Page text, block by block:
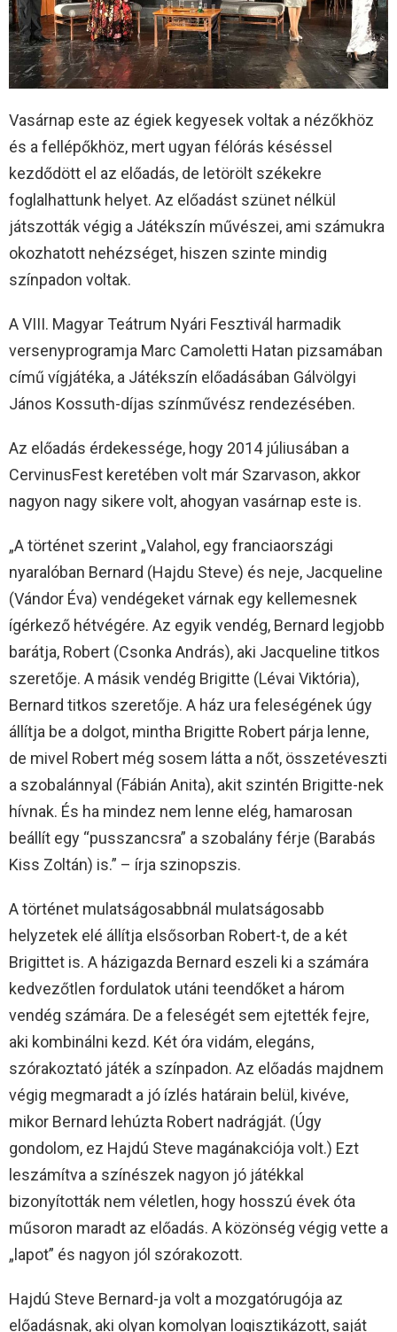
Vasárnap este az égiek kegyesek voltak a nézőkhöz
és a fellépőkhöz, mert ugyan félórás késéssel
kezdődött el az előadás, de letörölt székekre
foglalhattunk helyet. Az előadást szünet nélkül
játszották végig a Játékszín művészei, ami számukra
okozhatott nehézséget, hiszen szinte mindig
színpadon voltak.
A VIII. Magyar Teátrum Nyári Fesztivál harmadik
versenyprogramja Marc Camoletti Hatan pizsamában
című vígjátéka, a Játékszín előadásában Gálvölgyi
János Kossuth-díjas színművész rendezésében.
Az előadás érdekessége, hogy 2014 júliusában a
CervinusFest keretében volt már Szarvason, akkor
nagyon nagy sikere volt, ahogyan vasárnap este is.
„A történet szerint „Valahol, egy franciaországi
nyaralóban Bernard (Hajdu Steve) és neje, Jacqueline
(Vándor Éva) vendégeket várnak egy kellemesnek
ígérkező hétvégére. Az egyik vendég, Bernard legjobb
barátja, Robert (Csonka András), aki Jacqueline titkos
szeretője. A másik vendég Brigitte (Lévai Viktória),
Bernard titkos szeretője. A ház ura feleségének úgy
állítja be a dolgot, mintha Brigitte Robert párja lenne,
de mivel Robert még sosem látta a nőt, összetéveszti
a szobalánnyal (Fábián Anita), akit szintén Brigitte-nek
hívnak. És ha mindez nem lenne elég, hamarosan
beállít egy “pusszancsra” a szobalány férje (Barabás
Kiss Zoltán) is.” – írja szinopszis.
A történet mulatságosabbnál mulatságosabb
helyzetek elé állítja elsősorban Robert-t, de a két
Brigittet is. A házigazda Bernard eszeli ki a számára
kedvezőtlen fordulatok utáni teendőket a három
vendég számára. De a feleségét sem ejtették fejre,
aki kombinálni kezd. Két óra vidám, elegáns,
szórakoztató játék a színpadon. Az előadás majdnem
végig megmaradt a jó ízlés határain belül, kivéve,
mikor Bernard lehúzta Robert nadrágját. (Úgy
gondolom, ez Hajdú Steve magánakciója volt.) Ezt
leszámítva a színészek nagyon jó játékkal
bizonyították nem véletlen, hogy hosszú évek óta
műsoron maradt az előadás. A közönség végig vette a
„lapot” és nagyon jól szórakozott.
Hajdú Steve Bernard-ja volt a mozgatórugója az
előadásnak, aki olyan komolyan logisztikázott, saját